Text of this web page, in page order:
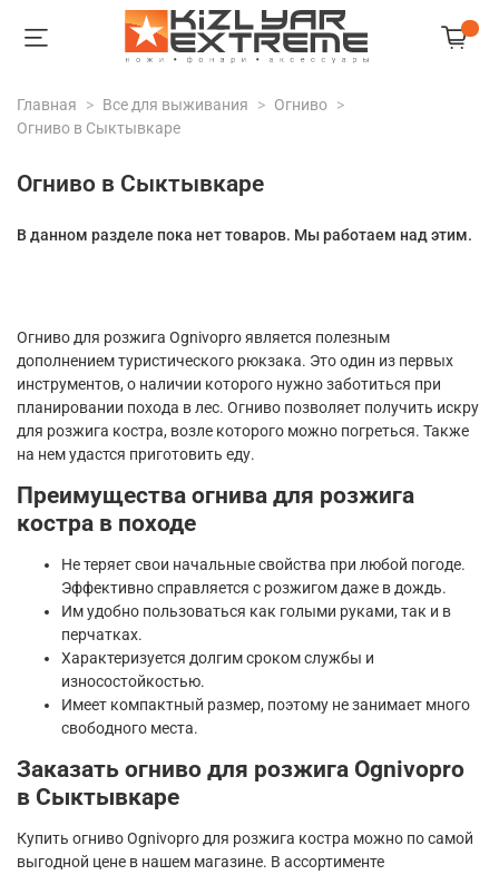
Главная Все для выживания
Огниво
Огниво в Сыктывкаре
Огниво в Сыктывкаре
В данном разделе пока нет товаров. Мы работаем над этим.
Огниво для розжига Ognivopro является полезным
дополнением туристического рюкзака. Это один из первых
инструментов, о наличии которого нужно заботиться при
планировании похода в лес. Огниво позволяет получить искру
для розжига костра, возле которого можно погреться. Также
на нем удастся приготовить еду.
Преимущества огнива для розжига
костра в походе
Не теряет свои начальные свойства при любой погоде.
Эффективно справляется с розжигом даже в дождь.
Им удобно пользоваться как голыми руками, так и в
перчатках.
Характеризуется долгим сроком службы и
износостойкостью.
Имеет компактный размер, поэтому не занимает много
свободного места.
Заказать огниво для розжига Ognivopro
в Сыктывкаре
Купить огниво Ognivopro для розжига костра можно по самой
выгодной цене в нашем магазине. В ассортименте